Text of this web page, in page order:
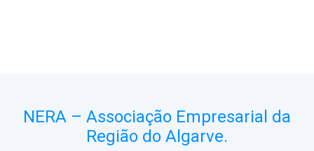
NERA – Associação Empresarial da
Região do Algarve.